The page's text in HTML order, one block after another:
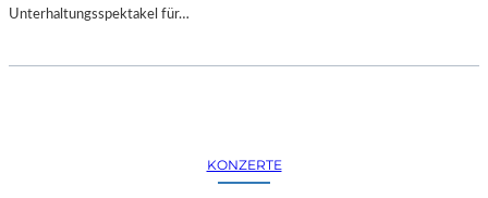
Unterhaltungsspektakel für…
KONZERTE